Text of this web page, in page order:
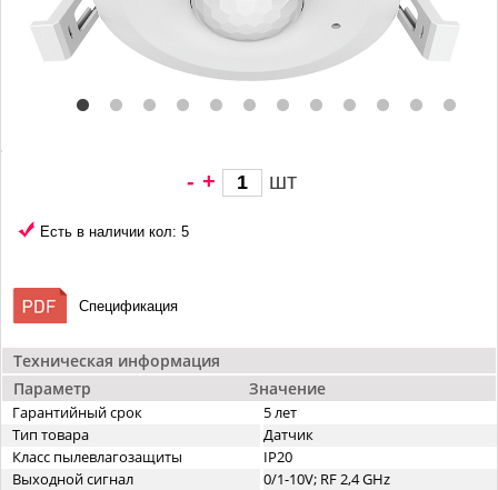
Техническая информация
Параметр
Значение
Гарантийный срок
5 лет
Тип товара
Датчик
Класс пылевлагозащиты
IP20
Выходной сигнал
0/1-10V; RF 2,4 GHz
- + шт
Есть в наличии кол: 5
Спецификация